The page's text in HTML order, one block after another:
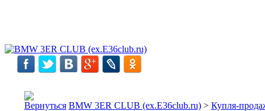
BMW 3ER CLUB (ex.E36club.ru) > Купля-